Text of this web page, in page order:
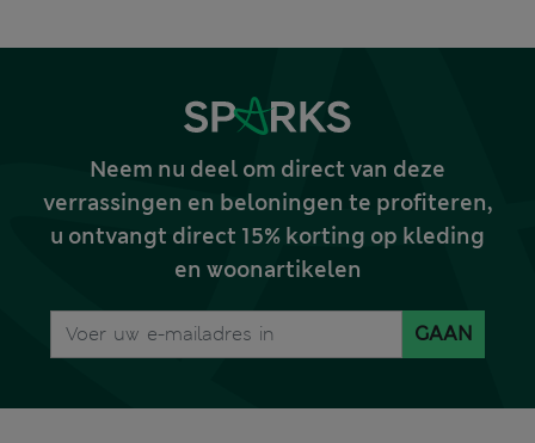
Neem nu deel om direct van deze
verrassingen en beloningen te profiteren,
u ontvangt direct 15% korting op kleding
en woonartikelen
GAAN